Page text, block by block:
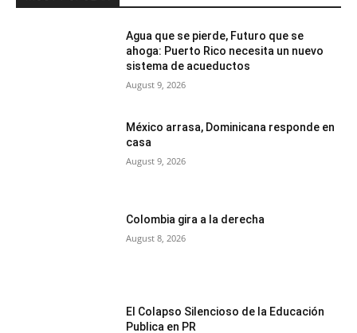
Agua que se pierde, Futuro que se
ahoga: Puerto Rico necesita un nuevo
sistema de acueductos
August 9, 2026
México arrasa, Dominicana responde en
casa
August 9, 2026
Colombia gira a la derecha
August 8, 2026
El Colapso Silencioso de la Educación
Publica en PR